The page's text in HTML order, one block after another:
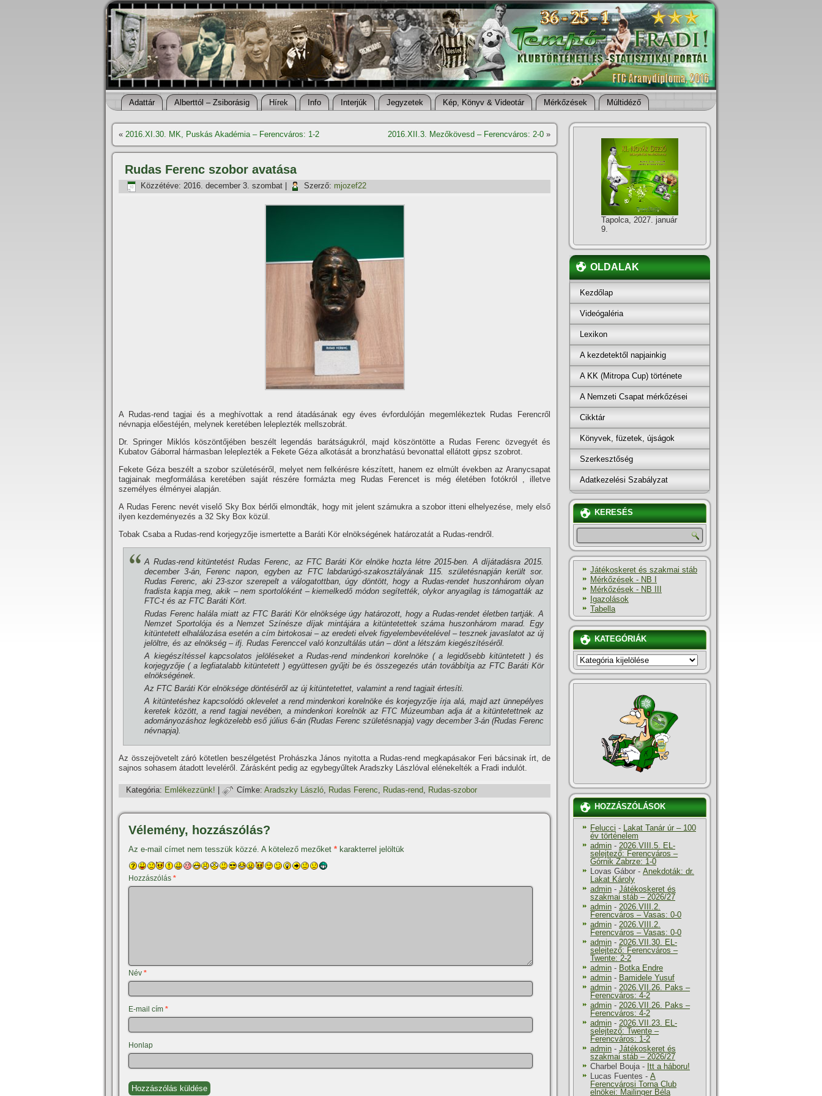
Adattár Alberttól – Zsiborásig Hí­rek Info Interjúk Jegyzetek Kép, Könyv & Videotár Mérkőzések Múltidéző
« 2016.XI.30. MK, Puskás Akadémia – Ferencváros: 1-2 2016.XII.3. Mezőkövesd – Ferencváros: 2-0 »
Rudas Ferenc szobor avatása
Közzétéve: 2016. december 3. szombat Szerző: mjozef22
A Rudas-rend tagjai és a meghí­vottak a rend átadásának egy éves évfordulóján megemlékeztek Rudas Ferencről
névnapja előestéjén, melynek keretében leleplezték mellszobrát.
Dr. Springer Miklós köszöntőjében beszélt legendás barátságukról, majd köszöntötte a Rudas Ferenc özvegyét és
Kubatov Gáborral hármasban leleplezték a Fekete Géza alkotását a bronzhatású bevonattal ellátott gipsz szobrot.
Fekete Géza beszélt a szobor születéséről, melyet nem felkérésre készí­tett, hanem ez elmúlt években az Aranycsapat
tagjainak megformálása keretében saját részére formázta meg Rudas Ferencet is még életében fotókról , illetve
személyes élményei alapján.
A Rudas Ferenc nevét viselő Sky Box bérlői elmondták, hogy mit jelent számukra a szobor itteni elhelyezése, mely első
ilyen kezdeményezés a 32 Sky Box közül.
Tobak Csaba a Rudas-rend korjegyzője ismertette a Baráti Kör elnökségének határozatát a Rudas-rendről.
A Rudas-rend kitüntetést Rudas Ferenc, az FTC Baráti Kör elnöke hozta létre 2015-ben. A dí­játadásra 2015.
december 3-án, Ferenc napon, egyben az FTC labdarúgó-szakosztályának 115. születésnapján került sor.
Rudas Ferenc, aki 23-szor szerepelt a válogatottban, úgy döntött, hogy a Rudas-rendet huszonhárom olyan
fradista kapja meg, akik – nem sportolóként – kiemelkedő módon segí­tették, olykor anyagilag is támogatták az
FTC-t és az FTC Baráti Kört.
Rudas Ferenc halála miatt az FTC Baráti Kör elnöksége úgy határozott, hogy a Rudas-rendet életben tartják. A
Nemzet Sportolója és a Nemzet Szí­nésze dí­jak mintájára a kitüntetettek száma huszonhárom marad. Egy
kitüntetett elhalálozása esetén a cí­m birtokosai – az eredeti elvek figyelembevételével – tesznek javaslatot az új
jelöltre, és az elnökség – ifj. Rudas Ferenccel való konzultálás után – dönt a létszám kiegészí­téséről.
A kiegészí­téssel kapcsolatos jelöléseket a Rudas-rend mindenkori korelnöke ( a legidősebb kitüntetett ) és
korjegyzője ( a legfiatalabb kitüntetett ) együttesen gyűjti be és összegezés után továbbí­tja az FTC Baráti Kör
elnökségének.
Az FTC Baráti Kör elnöksége döntéséről az új kitüntetettet, valamint a rend tagjait értesí­ti.
A kitüntetéshez kapcsolódó oklevelet a rend mindenkori korelnöke és korjegyzője í­rja alá, majd azt ünnepélyes
keretek között, a rend tagjai nevében, a mindenkori korelnök az FTC Múzeumban adja át a kitüntetettnek az
adományozáshoz legközelebb eső július 6-án (Rudas Ferenc születésnapja) vagy december 3-án (Rudas Ferenc
névnapja).
Az összejövetelt záró kötetlen beszélgetést Prohászka János nyitotta a Rudas-rend megkapásakor Feri bácsinak í­rt, de
sajnos sohasem átadott leveléről. Zárásként pedig az egybegyűltek Aradszky Lászlóval elénekelték a Fradi indulót.
Kategória: Emlékezzünk! Címke: Aradszky László, Rudas Ferenc, Rudas-rend, Rudas-szobor
Vélemény, hozzászólás?
Az e-mail címet nem tesszük közzé. A kötelező mezőket * karakterrel jelöltük
Hozzászólás *
Név *
E-mail cím *
Honlap
Tapolca, 2027. január
9.
OLDALAK
Kezdőlap
Videógaléria
Lexikon
A kezdetektől napjainkig
A KK (Mitropa Cup) története
A Nemzeti Csapat mérkőzései
Cikktár
Könyvek, füzetek, újságok
Szerkesztőség
Adatkezelési Szabályzat
KERESÉS
Játékoskeret és szakmai stáb
Mérkőzések - NB I
Mérkőzések - NB III
Igazolások
Tabella
KATEGÓRIÁK
KATEGÓRIÁK
HOZZÁSZÓLÁSOK
Felucci - Lakat Tanár úr – 100
év történelem
admin - 2026.VIII.5. EL-
selejtező: Ferencváros –
Górnik Zabrze: 1-0
Lovas Gábor - Anekdoták: dr.
Lakat Károly
admin - Játékoskeret és
szakmai stáb – 2026/27
admin - 2026.VIII.2.
Ferencváros – Vasas: 0-0
admin - 2026.VIII.2.
Ferencváros – Vasas: 0-0
admin - 2026.VII.30. EL-
selejtező: Ferencváros –
Twente: 2-2
admin - Botka Endre
admin - Bamidele Yusuf
admin - 2026.VII.26. Paks –
Ferencváros: 4-2
admin - 2026.VII.26. Paks –
Ferencváros: 4-2
admin - 2026.VII.23. EL-
selejtező: Twente –
Ferencváros: 1-2
admin - Játékoskeret és
szakmai stáb – 2026/27
Charbel Bouja- Itt a háboru!
Lucas Fuentes - A
Ferencvárosi Torna Club
elnökei: Mailinger Béla